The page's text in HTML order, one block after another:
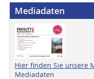
Mediadaten
Hier finden Sie unsere
Mediadaten